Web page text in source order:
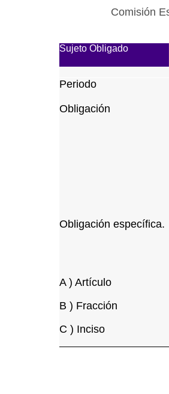
Comisión
Sujeto Obligado
Periodo
Obligación
Obligación específica.
A ) Artículo
B ) Fracción
C ) Inciso